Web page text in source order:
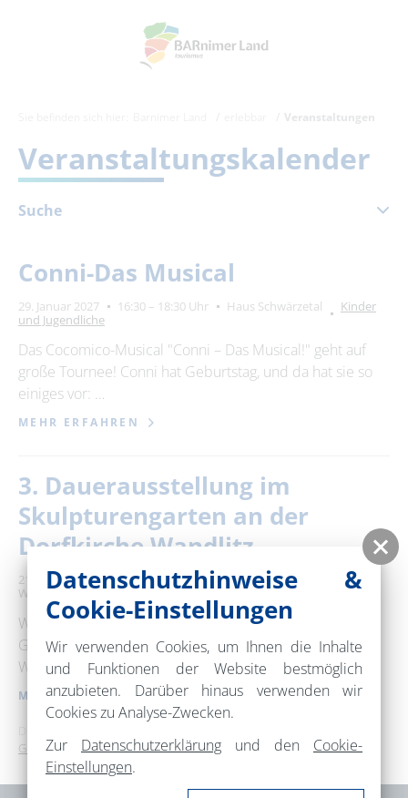
Veranstaltungen
Veranstaltungskalender
Suche
Januar 2027
Mo Di Mi Do
1 2
3
8 9
10
11
12 13 14 15 16
17
18
Erweiterte Suche
Zeitraum
bis
alle Kategorien
Kategorie
Conni-Das Musical
29. Januar 2027 16:30 – 18:30 Uhr Haus Schwärzetal
Kinder
und Jugendliche
Das Cocomico-Musical "Conni – Das Musical!" geht auf
große Tournee! Conni hat Geburtstag, und da hat sie so
einiges vor: …
MEHR ERFAHREN
3. Dauerausstellung im
Skulpturengarten an der
Dorfkirche Wandlitz
21.06.2025 – 01.05.2027 14:00 Uhr
Evangelische Dorfkirche
Wandlitz
Ausstellung
Wenn eine alte Dorfkirche schon längst nicht mehr von
Grabstätten eines Friedhofs umgeben ist, sprechen
Wiese und Bäume um sie …
MEHR ERFAHREN
GmbH.
Datenschutzhinweise &
Cookie-Einstellungen
Wir verwenden Cookies, um Ihnen die Inhalte
und Funktionen der Website bestmöglich
anzubieten. Darüber hinaus verwenden wir
Cookies zu Analyse-Zwecken.
Zur Datenschutzerklärung und den Cookie-
Einstellungen.